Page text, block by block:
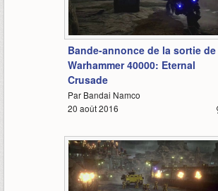
Bande-annonce de la sortie de
Warhammer 40000: Eternal
Crusade
Par Bandai Namco
20 août 2016